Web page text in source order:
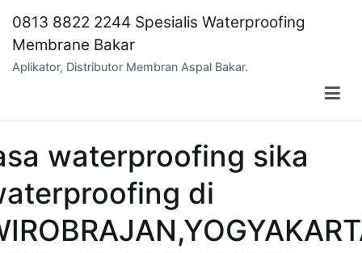
content
0813 8822 2244 Spesialis Waterproofing
Membrane Bakar
Aplikator, Distributor Membran Aspal Bakar.
waterproofing sika
di